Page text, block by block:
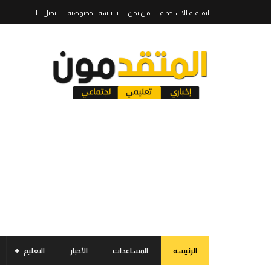
اتفاقية الاستخدام من نحن سياسة الخصوصية اتصل بنا
الرئيسة المساعدات الأخبار التعليم